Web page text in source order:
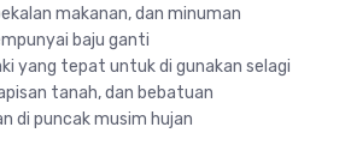
makanan, dan minuman
baju ganti
yang tepat untuk di gunakan selagi
tanah, dan bebatuan
di puncak musim hujan